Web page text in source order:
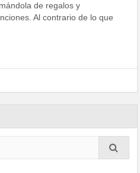
de regalos y
Al contrario de lo que